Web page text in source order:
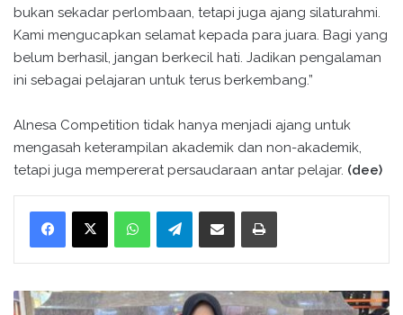
bukan sekadar perlombaan, tetapi juga ajang silaturahmi.
Kami mengucapkan selamat kepada para juara. Bagi yang
belum berhasil, jangan berkecil hati. Jadikan pengalaman
ini sebagai pelajaran untuk terus berkembang.”
Alnesa Competition tidak hanya menjadi ajang untuk
mengasah keterampilan akademik dan non-akademik,
tetapi juga mempererat persaudaraan antar pelajar. (dee)
WhatsApp Telegram
L